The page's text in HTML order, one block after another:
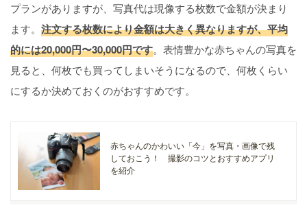
プランがありますが、写真代は現像する枚数で金額が決まり
ます。 注文する枚数により金額は大きく異なりますが、平均
的には20,000円〜30,000円です。表情豊かな赤ちゃんの写真を
見ると、何枚でも買ってしまいそうになるので、何枚くらい
にするか決めておくのがおすすめです。
赤ちゃんのかわいい「今」を写真・画像で残
しておこう！ 撮影のコツとおすすめアプリ
を紹介